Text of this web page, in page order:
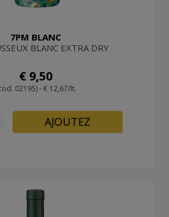
7PM BLANC
BLANC EXTRA DRY
€ 9,50
02195) - € 12,67/lt.
AJOUTEZ